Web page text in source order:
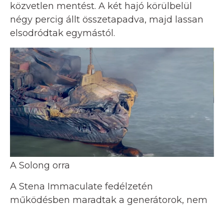
közvetlen mentést. A két hajó körülbelül
négy percig állt összetapadva, majd lassan
elsodródtak egymástól.
A Solong orra
A Stena Immaculate fedélzetén
működésben maradtak a generátorok, nem